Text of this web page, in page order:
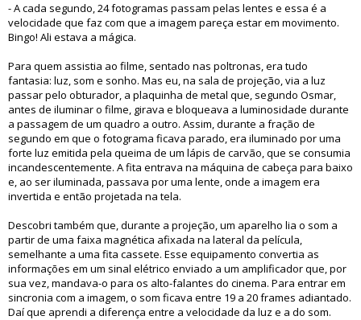
- A cada segundo, 24 fotogramas passam pelas lentes e essa é a
velocidade que faz com que a imagem pareça estar em movimento.
Bingo! Ali estava a mágica.
Para quem assistia ao filme, sentado nas poltronas, era tudo
fantasia: luz, som e sonho. Mas eu, na sala de projeção, via a luz
passar pelo obturador, a plaquinha de metal que, segundo Osmar,
antes de iluminar o filme, girava e bloqueava a luminosidade durante
a passagem de um quadro a outro. Assim, durante a fração de
segundo em que o fotograma ficava parado, era iluminado por uma
forte luz emitida pela queima de um lápis de carvão, que se consumia
incandescentemente. A fita entrava na máquina de cabeça para baixo
e, ao ser iluminada, passava por uma lente, onde a imagem era
invertida e então projetada na tela.
Descobri também que, durante a projeção, um aparelho lia o som a
partir de uma faixa magnética afixada na lateral da película,
semelhante a uma fita cassete. Esse equipamento convertia as
informações em um sinal elétrico enviado a um amplificador que, por
sua vez, mandava-o para os alto-falantes do cinema. Para entrar em
sincronia com a imagem, o som ficava entre 19 a 20 frames adiantado.
Daí que aprendi a diferença entre a velocidade da luz e a do som.